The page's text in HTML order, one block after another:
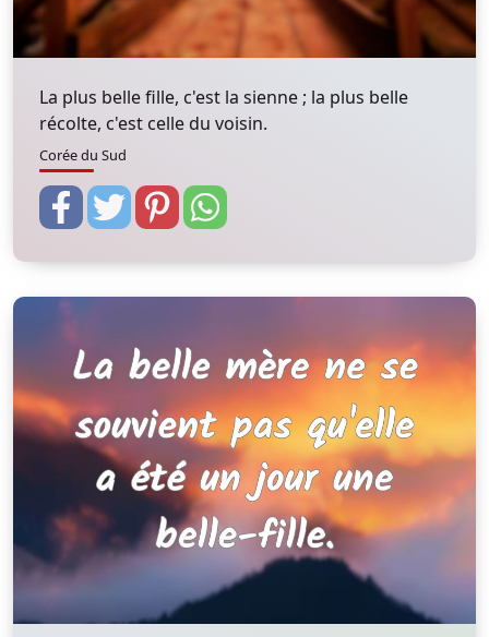
La plus belle fille, c'est la sienne ; la plus belle
récolte, c'est celle du voisin.
Corée du Sud